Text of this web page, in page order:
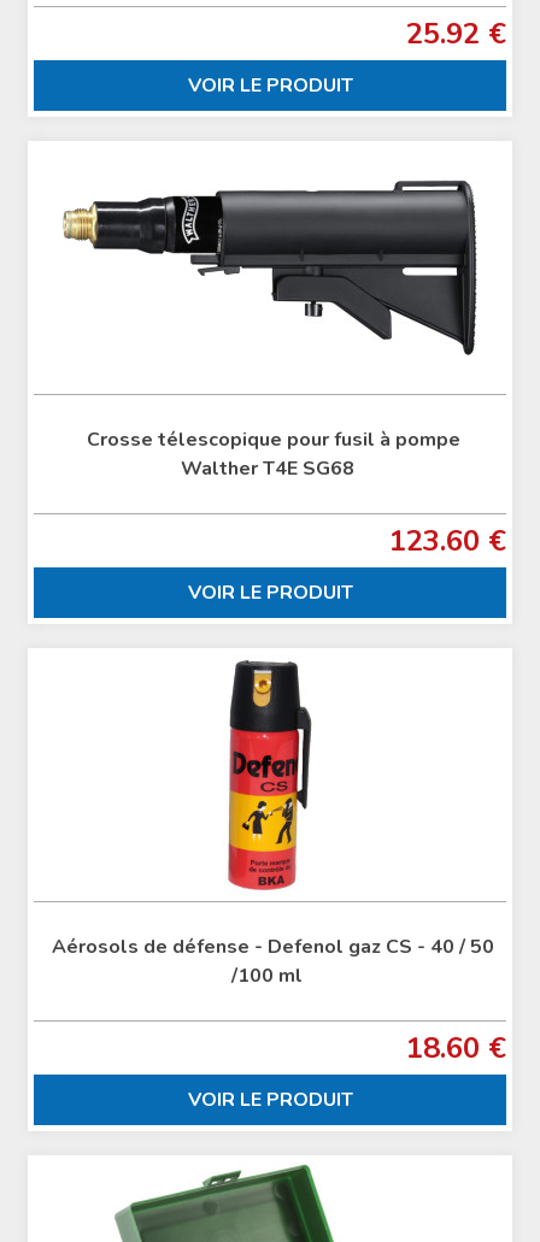
25.92 €
VOIR LE PRODUIT
Crosse télescopique pour fusil à pompe
Walther T4E SG68
123.60 €
VOIR LE PRODUIT
Aérosols de défense - Defenol gaz CS - 40 / 50
/100 ml
18.60 €
VOIR LE PRODUIT